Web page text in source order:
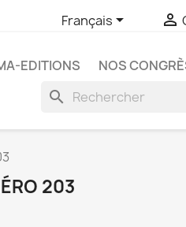
Français 
EDITIONS NOS
search
203